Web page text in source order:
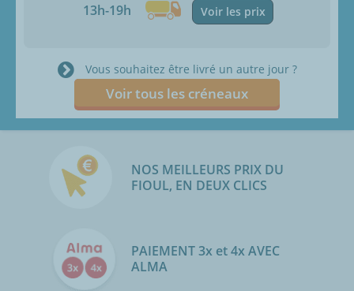
13h-19h Voir les prix
Vous souhaitez être livré un autre jour ?
Voir tous les créneaux
NOS MEILLEURS PRIX DU
FIOUL, EN DEUX CLICS
PAIEMENT 3x et 4x AVEC
ALMA